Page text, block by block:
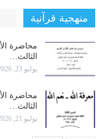
منهجية قرآنية
محاضرة
الثالث…
يوليو 23, 2026
محاضرة
الثالث…
يوليو 21, 2026